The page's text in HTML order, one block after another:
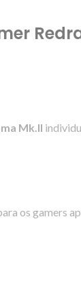
Mk.II
os gamers